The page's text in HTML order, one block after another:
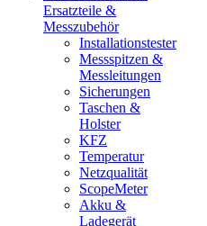
Ersatzteile &
Messzubehör
Installationstester
Messspitzen &
Messleitungen
Sicherungen
Taschen &
Holster
KFZ
Temperatur
Netzqualität
ScopeMeter
Akku &
Ladegerät